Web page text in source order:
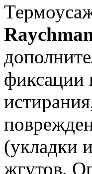
фиксации
(укладки
жгутов.